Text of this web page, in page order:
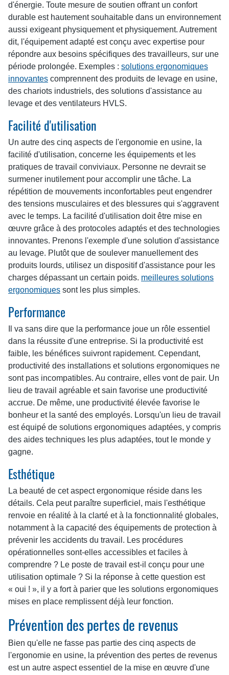
d'énergie. Toute mesure de soutien offrant un confort
durable est hautement souhaitable dans un environnement
aussi exigeant physiquement et physiquement. Autrement
dit, l'équipement adapté est conçu avec expertise pour
répondre aux besoins spécifiques des travailleurs, sur une
période prolongée. Exemples : solutions ergonomiques
innovantes comprennent des produits de levage en usine,
des chariots industriels, des solutions d'assistance au
levage et des ventilateurs HVLS.
Facilité d'utilisation
Un autre des cinq aspects de l'ergonomie en usine, la
facilité d'utilisation, concerne les équipements et les
pratiques de travail conviviaux. Personne ne devrait se
surmener inutilement pour accomplir une tâche. La
répétition de mouvements inconfortables peut engendrer
des tensions musculaires et des blessures qui s'aggravent
avec le temps. La facilité d'utilisation doit être mise en
œuvre grâce à des protocoles adaptés et des technologies
innovantes. Prenons l'exemple d'une solution d'assistance
au levage. Plutôt que de soulever manuellement des
produits lourds, utilisez un dispositif d'assistance pour les
charges dépassant un certain poids. meilleures solutions
ergonomiques sont les plus simples.
Performance
Il va sans dire que la performance joue un rôle essentiel
dans la réussite d'une entreprise. Si la productivité est
faible, les bénéfices suivront rapidement. Cependant,
productivité des installations et solutions ergonomiques ne
sont pas incompatibles. Au contraire, elles vont de pair. Un
lieu de travail agréable et sain favorise une productivité
accrue. De même, une productivité élevée favorise le
bonheur et la santé des employés. Lorsqu'un lieu de travail
est équipé de solutions ergonomiques adaptées, y compris
des aides techniques les plus adaptées, tout le monde y
gagne.
Esthétique
La beauté de cet aspect ergonomique réside dans les
détails. Cela peut paraître superficiel, mais l'esthétique
renvoie en réalité à la clarté et à la fonctionnalité globales,
notamment à la capacité des équipements de protection à
prévenir les accidents du travail. Les procédures
opérationnelles sont-elles accessibles et faciles à
comprendre ? Le poste de travail est-il conçu pour une
utilisation optimale ? Si la réponse à cette question est
« oui ! », il y a fort à parier que les solutions ergonomiques
mises en place remplissent déjà leur fonction.
Prévention des pertes de revenus
Bien qu'elle ne fasse pas partie des cinq aspects de
l'ergonomie en usine, la prévention des pertes de revenus
est un autre aspect essentiel de la mise en œuvre d'une